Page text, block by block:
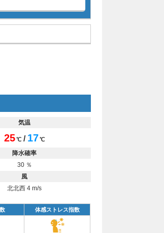
気温
25℃ / 17℃
降水確率
30 ％
風
北北西 4 m/s
体感ストレス指数